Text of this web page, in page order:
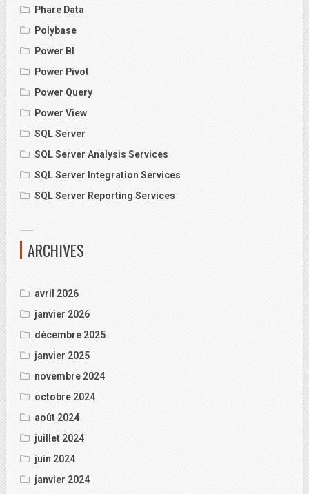
Phare Data
Polybase
Power BI
Power Pivot
Power Query
Power View
SQL Server
SQL Server Analysis Services
SQL Server Integration Services
SQL Server Reporting Services
ARCHIVES
avril 2026
janvier 2026
décembre 2025
janvier 2025
novembre 2024
octobre 2024
août 2024
juillet 2024
juin 2024
janvier 2024